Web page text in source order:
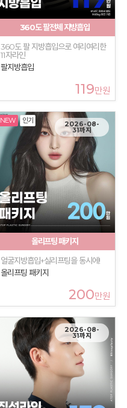
360도 팔전체 지방흡입
360도 팔 지방흡입으로 여리여리한
11자라인
팔지방흡입
119만원
NEW 인기 2026-08-
31까지
올리프팅 패키지
얼굴지방흡입+실리프팅을 동시에!
올리프팅 패키지
200만원
2026-08-
31까지